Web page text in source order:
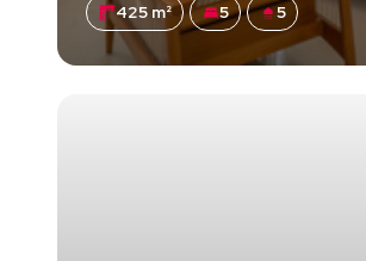
425 m² 5 5